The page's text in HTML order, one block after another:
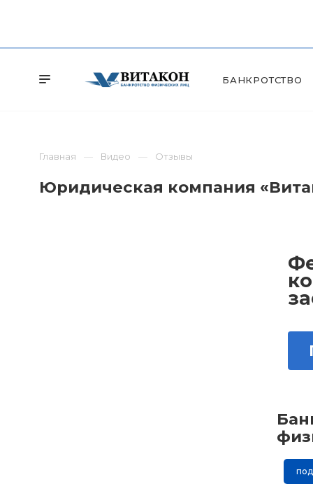
БАНКРОТСТВО
Главная Видео Отзывы
Юридическая компания